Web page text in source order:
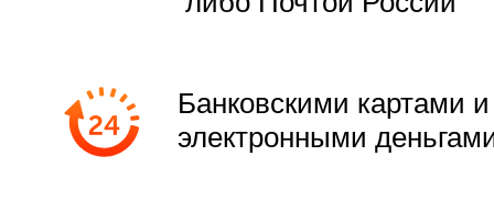
Банковскими картами и
электронными